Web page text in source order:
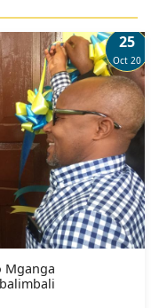
25
Oct 20
Mganga